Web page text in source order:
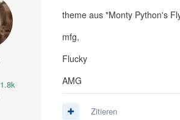
1.8k
theme aus "Monty Python's
mfg,
Flucky
AMG
Zitieren